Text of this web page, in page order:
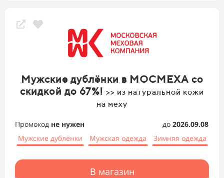
Мужские дублёнки в МОСМЕХА со
скидкой до 67%! >> из натуральной кожи
на меху
Промокод не нужен до 2026.09.08
Мужские дублёнки
Мужская одежда Зимняя одежда
В магазин